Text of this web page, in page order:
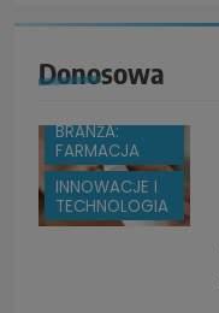
Donosowa
BRANŻA:
FARMACJA
INNOWACJE I
TECHNOLOGIA